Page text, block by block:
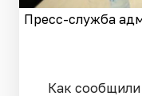
Пресс-служба
Как